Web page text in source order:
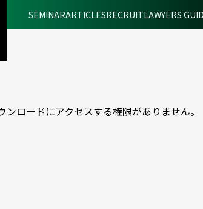
SEMINARARTICLESRECRUITLAWYERS
ンロードにアクセスする権限がありません。